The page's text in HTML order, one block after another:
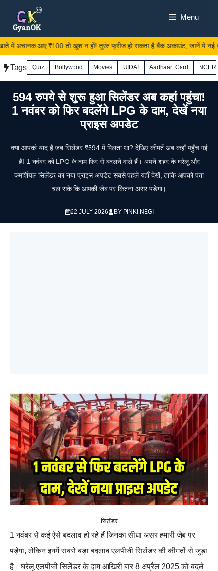
content
Menu
में अचानक आए ₹100 तो खुश न हों! तुरंत फ्रीज हो सकता है बैंक अकाउंट, जानें ये नई
Tags Quiz Bollywood Movies UIDAI Aadhaar Card
594 रुपये से शुरू हुआ सिलेंडर अब कहां पहुंचा!
1 नवंबर को फिर बदलेंगे LPG के दाम, देखें नया
प्राइस अपडेट
क्या आपको याद है जब सिलेंडर ₹594 में मिलता था? देखिए कीमतें अब कहाँ पहुँच गई
हैं! 1 नवंबर को LPG के दाम फिर से बदलने वाले हैं। अपने शहर के घरेलू और
कमर्शियल सिलेंडर का नया प्राइस अपडेट सबसे पहले यहाँ देखें, ताकि आपको पता
चल सके कि आपकी जेब पर कितना असर पड़ेगा।
22 JULY 2026 BY PINKI NEGI
सिलेंडर
1 नवंबर से कई ऐसे बदलाव हो रहे हैं जिनका सीधा असर हमारी जेब पर
पड़ेगा, लेकिन इनमें सबसे बड़ा बदलाव एलपीजी सिलेंडर की कीमतों से जुड़ा
है। घरेलू एलपीजी सिलेंडर के दाम आखिरी बार 8 अप्रैल 2025 को बदले